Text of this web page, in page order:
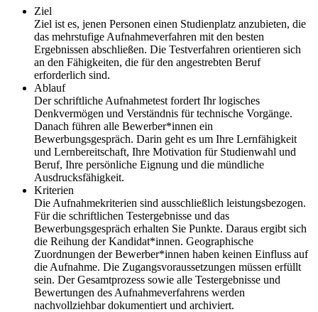
Ziel
Ziel ist es, jenen Personen einen Studienplatz anzubieten, die
das mehrstufige Aufnahmeverfahren mit den besten
Ergebnissen abschließen. Die Testverfahren orientieren sich
an den Fähigkeiten, die für den angestrebten Beruf
erforderlich sind.
Ablauf
Der schriftliche Aufnahmetest fordert Ihr logisches
Denkvermögen und Verständnis für technische Vorgänge.
Danach führen alle Bewerber*innen ein
Bewerbungsgespräch. Darin geht es um Ihre Lernfähigkeit
und Lernbereitschaft, Ihre Motivation für Studienwahl und
Beruf, Ihre persönliche Eignung und die mündliche
Ausdrucksfähigkeit.
Kriterien
Die Aufnahmekriterien sind ausschließlich leistungsbezogen.
Für die schriftlichen Testergebnisse und das
Bewerbungsgespräch erhalten Sie Punkte. Daraus ergibt sich
die Reihung der Kandidat*innen. Geographische
Zuordnungen der Bewerber*innen haben keinen Einfluss auf
die Aufnahme. Die Zugangsvoraussetzungen müssen erfüllt
sein. Der Gesamtprozess sowie alle Testergebnisse und
Bewertungen des Aufnahmeverfahrens werden
nachvollziehbar dokumentiert und archiviert.